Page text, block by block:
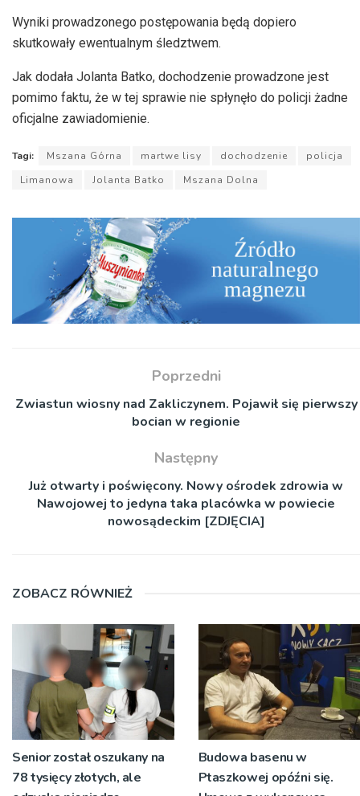
Wyniki prowadzonego postępowania będą dopiero
skutkowały ewentualnym śledztwem.
Jak dodała Jolanta Batko, dochodzenie prowadzone jest
pomimo faktu, że w tej sprawie nie spłynęło do policji żadne
oficjalne zawiadomienie.
Tagi: Mszana Górna martwe lisy dochodzenie
policja
Limanowa
Jolanta Batko Mszana Dolna
Poprzedni
Zwiastun wiosny nad Zakliczynem. Pojawił się pierwszy
bocian w regionie
Następny
Już otwarty i poświęcony. Nowy ośrodek zdrowia w
Nawojowej to jedyna taka placówka w powiecie
nowosądeckim [ZDJĘCIA]
ZOBACZ RÓWNIEŻ
Senior został oszukany na
78 tysięcy złotych, ale
Budowa basenu w
Ptaszkowej opóźni się.